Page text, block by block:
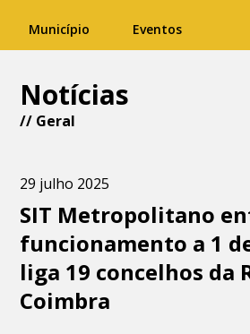
Município Eventos
Notícias
// Geral
29 julho 2025
SIT Metropolitano
funcionamento a 1
liga 19 concelhos da
Coimbra